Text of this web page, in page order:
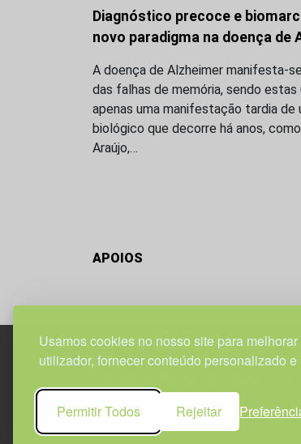
Usamos cookies no nosso site para
utilizador, fornecer conteúdo personalizado
Permitir Todos Rejeitar
Diagnóstico precoce e
novo paradigma na doença de
A doença de Alzheimer manifesta-
das falhas de memória, sendo estas
apenas uma manifestação tardia de
biológico que decorre há anos,
Araújo,…
APOIOS
1800-282 Lisboa | Portugal
21 850 40 65